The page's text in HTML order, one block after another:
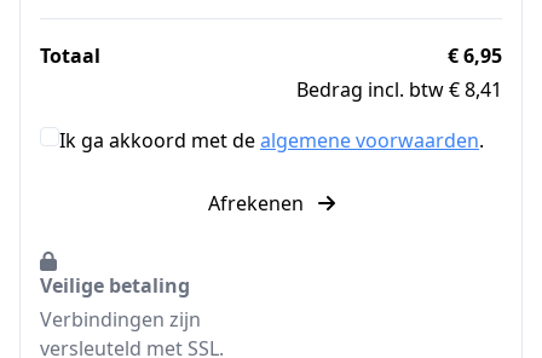
Totaal
€ 6,95
Bedrag incl. btw € 8,41
Ik ga akkoord met dealgemene voorwaarden.
Afrekenen
Veilige betaling
Verbindingen zijn
versleuteld met SSL.